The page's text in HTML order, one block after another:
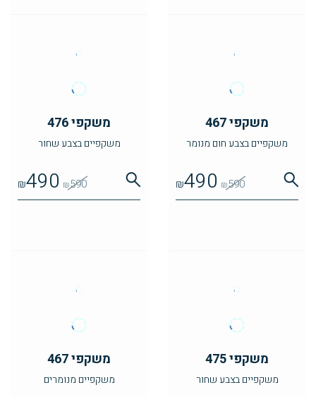
משקפי 467
משקפיים בצבע חום מנומר
₪590
₪490
משקפי 476
משקפיים בצבע שחור
₪590
₪490
משקפי 475
משקפיים בצבע שחור
משקפי 467
משקפיים מנומרים